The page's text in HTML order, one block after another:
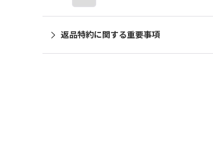
返品特約に関する重要事項